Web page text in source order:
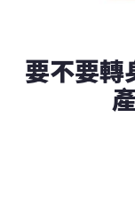
要不要轉